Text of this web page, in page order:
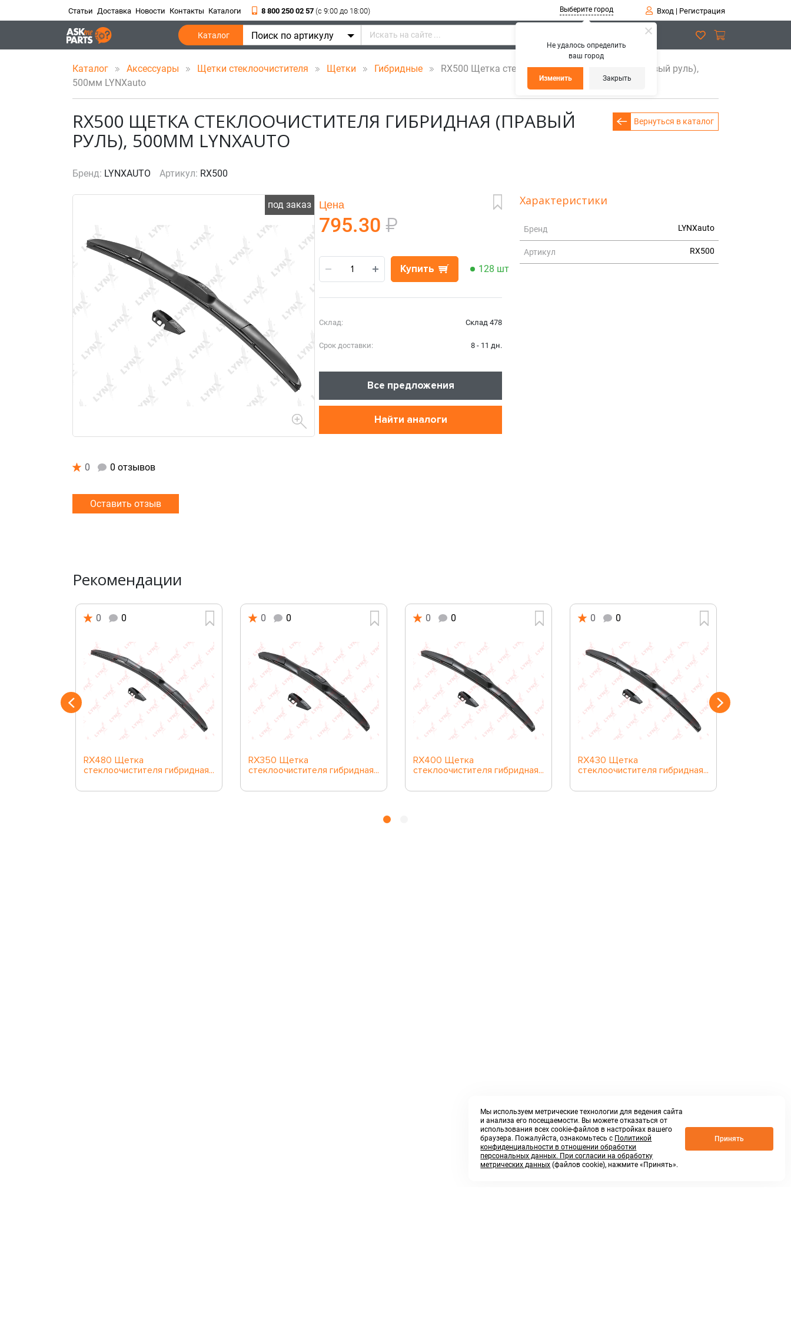
Не удалось определить
ваш город
Изменить Закрыть
Статьи Доставка Новости Контакты Каталоги 8 800 250 02 57 (c 9:00 до 18:00) Выберите город Вход| Регистрация
Каталог Поиск по артикулу
Каталог Аксессуары Щетки стеклоочистителя Щетки Гибридные
RX500 Щетка стеклоочистителя гибридная (правый руль),
500мм LYNXauto
Вернуться в каталог
RX500 ЩЕТКА СТЕКЛООЧИСТИТЕЛЯ ГИБРИДНАЯ (ПРАВЫЙ
РУЛЬ), 500ММ LYNXAUTO
Бренд: LYNXAUTO Артикул: RX500
под заказ Цена
795.30 ₽
Купить 128 шт
Склад: Склад 478
Срок доставки: 8 - 11 дн.
Все предложения
Найти аналоги
Характеристики
Бренд LYNXauto
Артикул RX500
0 0 отзывов
Оставить отзыв
Рекомендации
0 0
RX480 Щетка
стеклоочистителя гибридная...
0 0
RX350 Щетка
стеклоочистителя гибридная...
0 0
RX400 Щетка
стеклоочистителя гибридная...
0 0
RX430 Щетка
стеклоочистителя гибридная...
Мы используем метрические технологии для ведения сайта
и анализа его посещаемости. Вы можете отказаться от
использования всех cookie-файлов в настройках вашего
браузера. Пожалуйста, ознакомьтесь с Политикой
конфиденциальности в отношении обработки
персональных данных. При согласии на обработку
метрических данных (файлов cookie), нажмите «Принять».
Принять